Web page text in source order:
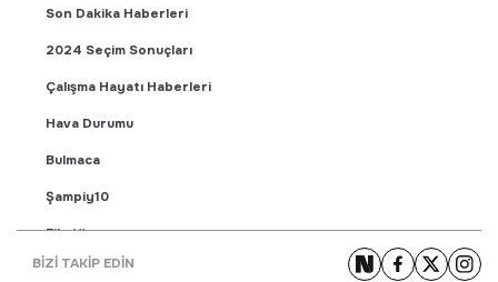
Son Dakika Haberleri
2024 Seçim Sonuçları
Çalışma Hayatı Haberleri
Hava Durumu
Bulmaca
Şampiy10
Fikstür
Puan Durumu
BİZİ TAKİP EDİN